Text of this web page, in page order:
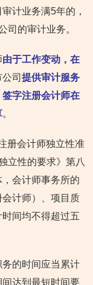
计业务满5年的，
司的审计业务。
由于工作变动，在
司 提供审计服务
字注册会计师在
。
册会计师独立性准
立性的要求》第八
会计师事务所的
计师）、项目质
间均不得超过五
的时间应当累计
达到最短时间要